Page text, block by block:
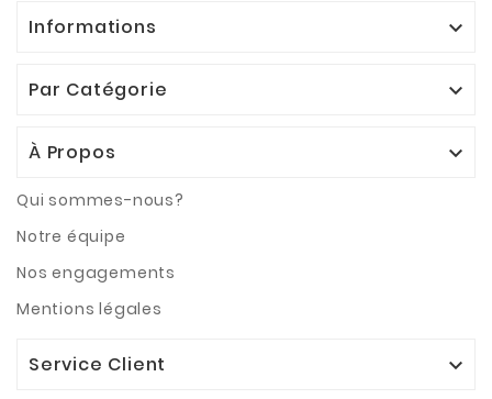
Informations 
Par Catégorie 
À Propos 
Qui sommes-nous?
Notre équipe
Nos engagements
Mentions légales
Service Client 